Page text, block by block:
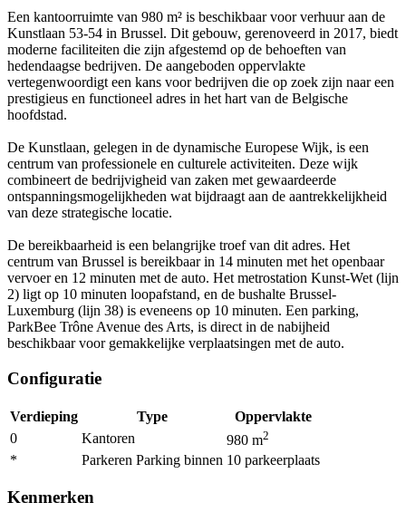
Een kantoorruimte van 980 m² is beschikbaar voor verhuur aan de
Kunstlaan 53-54 in Brussel. Dit gebouw, gerenoveerd in 2017, biedt
moderne faciliteiten die zijn afgestemd op de behoeften van
hedendaagse bedrijven. De aangeboden oppervlakte
vertegenwoordigt een kans voor bedrijven die op zoek zijn naar een
prestigieus en functioneel adres in het hart van de Belgische
hoofdstad.
De Kunstlaan, gelegen in de dynamische Europese Wijk, is een
centrum van professionele en culturele activiteiten. Deze wijk
combineert de bedrijvigheid van zaken met gewaardeerde
ontspanningsmogelijkheden wat bijdraagt aan de aantrekkelijkheid
van deze strategische locatie.
De bereikbaarheid is een belangrijke troef van dit adres. Het
centrum van Brussel is bereikbaar in 14 minuten met het openbaar
vervoer en 12 minuten met de auto. Het metrostation Kunst-Wet (lijn
2) ligt op 10 minuten loopafstand, en de bushalte Brussel-
Luxemburg (lijn 38) is eveneens op 10 minuten. Een parking,
ParkBee Trône Avenue des Arts, is direct in de nabijheid
beschikbaar voor gemakkelijke verplaatsingen met de auto.
Configuratie
Verdieping Type
Oppervlakte
0
Kantoren 980 m2
* Parkeren Parking binnen 10 parkeerplaats
Kenmerken